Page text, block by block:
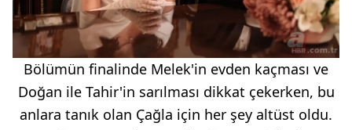
Bölümün finalinde Melek'in evden kaçması ve
Doğan ile Tahir'in sarılması dikkat çekerken, bu
anlara tanık olan Çağla için her şey altüst oldu.